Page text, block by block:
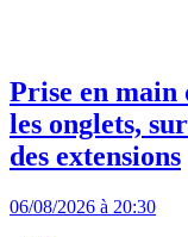
Prise en main
les onglets,
des extensions
06/08/2026 à 20:30